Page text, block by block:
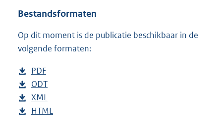
:
Bestandsformaten
Op dit moment is de publicatie beschikbaar in de
volgende formaten:
D
o
w
n
PDF
e
s
t
D
o
w
ODT
s
D
o
XML
e
D
HTML